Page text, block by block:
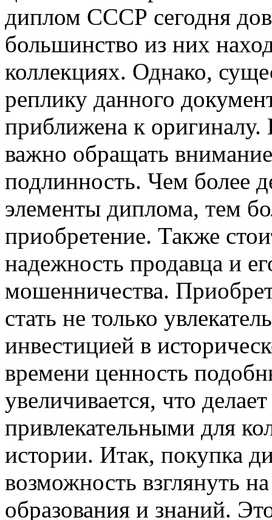
диплом СССР сегодня
большинство из них
коллекциях. Однако,
реплику данного
приближена к
важно обращать
подлинность. Чем более
элементы диплома, тем
приобретение. Также
надежность продавца и
мошенничества.
стать не только
инвестицией в
времени ценность
увеличивается, что
привлекательными для
истории. Итак, покупка
возможность взглянуть
образования и знаний.